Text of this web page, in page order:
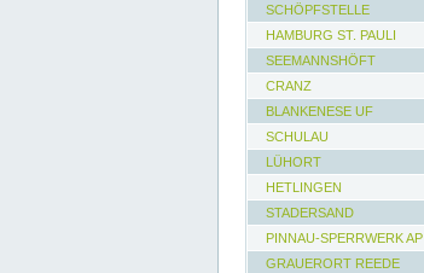
SCHÖPFSTELLE
HAMBURG ST. PAULI
SEEMANNSHÖFT
CRANZ
BLANKENESE UF
SCHULAU
LÜHORT
HETLINGEN
STADERSAND
PINNAU-SPERRWERK AP
GRAUERORT REEDE